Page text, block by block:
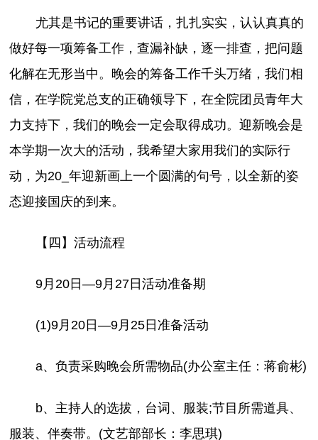
尤其是书记的重要讲话，扎扎实实，认认真真的
做好每一项筹备工作，查漏补缺，逐一排查，把问题
化解在无形当中。晚会的筹备工作千头万绪，我们相
信，在学院党总支的正确领导下，在全院团员青年大
力支持下，我们的晚会一定会取得成功。迎新晚会是
本学期一次大的活动，我希望大家用我们的实际行
动，为20_年迎新画上一个圆满的句号，以全新的姿
态迎接国庆的到来。
【四】活动流程
9月20日—9月27日活动准备期
(1)9月20日—9月25日准备活动
a、负责采购晚会所需物品(办公室主任：蒋俞彬)
b、主持人的选拔，台词、服装;节目所需道具、
服装、伴奏带。(文艺部部长：李思琪)